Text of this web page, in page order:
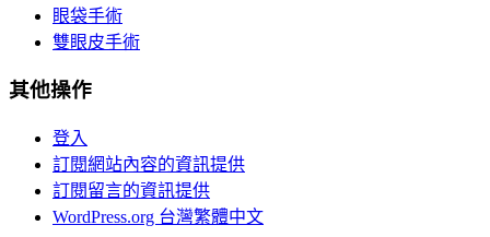
眼袋手術
雙眼皮手術
其他操作
登入
訂閱網站內容的資訊提供
訂閱留言的資訊提供
WordPress.org 台灣繁體中文